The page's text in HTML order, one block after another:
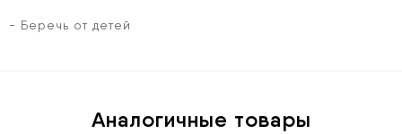
- Беречь от детей
Аналогичные товары